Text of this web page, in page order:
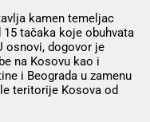
kamen temeljac
tačaka koje obuhvata
osnovi, dogovor je
na Kosovu kao i
i Beograda u zamenu
teritorije Kosova od